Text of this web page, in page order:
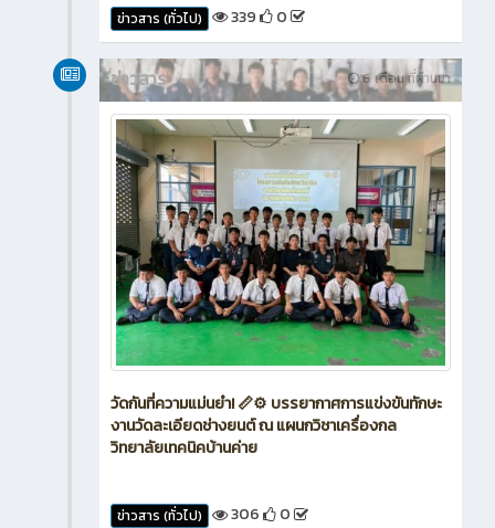
ข่าวสาร (ทั่วไป) 339 0
6 เดือน ที่ผ่านมา
ข่าวสาร
วัดกันที่ความแม่นยำ! 📏⚙️ บรรยากาศการแข่งขันทักษะ
งานวัดละเอียดช่างยนต์ ณ แผนกวิชาเครื่องกล
วิทยาลัยเทคนิคบ้านค่าย
ข่าวสาร (ทั่วไป) 306 0